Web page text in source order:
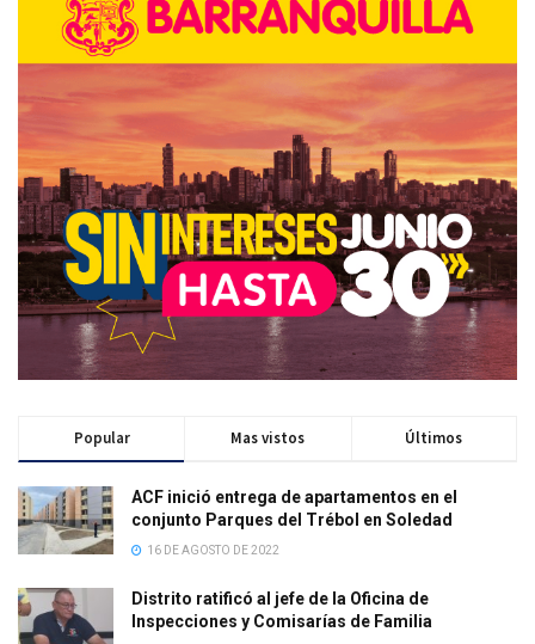
Popular Mas vistos Últimos
ACF inició entrega de apartamentos en el
conjunto Parques del Trébol en Soledad
16 DE AGOSTO DE 2022
Distrito ratificó al jefe de la Oficina de
Inspecciones y Comisarías de Familia